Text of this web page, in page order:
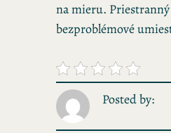
na mieru.
bezproblémové
Posted by: